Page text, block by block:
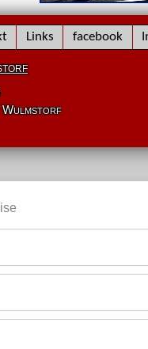
Links facebook
Wulmstorf